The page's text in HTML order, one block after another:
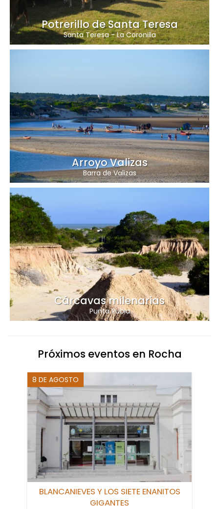
Potrerillo de Santa Teresa
Santa Teresa-La Coronilla
Arroyo Valizas
Barra de Valizas
Cárcavas milenarias
Punta Rubia
Próximos eventos en Rocha
8 DE AGOSTO
BLANCANIEVES Y LOS SIETE ENANITOS
GIGANTES